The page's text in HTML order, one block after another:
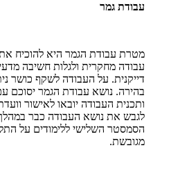
עבודת גמר
מטרת עבודת הגמר היא להוכיח
עבודה מחקרית ולגלות חשיבה
דייקנית. על העבודה לשקף כושר
בהירה. נושא עבודת הגמר יסוכם
ותכנית העבודה יובאו לאישור
לגבש את נושא העבודה כבר
הסמסטר השלישי ללימודים על
מגובשת.